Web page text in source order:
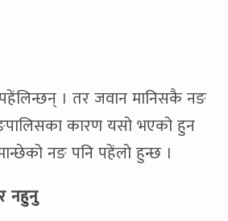
। तर जवान मानिसकै नङ
कारण यसो भएको हुन
नङ पनि पहेंलो हुन्छ ।
नहुनु